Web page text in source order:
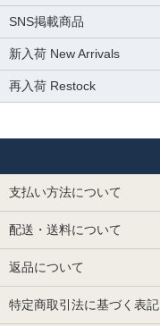
SNS掲載商品
新入荷 New Arrivals
再入荷 Restock
支払い方法について
配送・送料について
返品について
特定商取引法に基づく表記